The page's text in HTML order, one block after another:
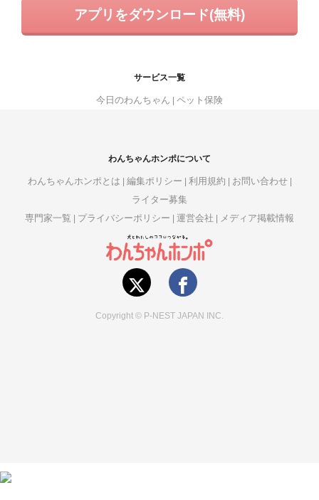
アプリをダウンロード(無料)
サービス一覧
今日のわんちゃん ペット保険
わんちゃんホンポについて
わんちゃんホンポとは 編集ポリシー 利用規約
お問い合わせ
ライター募集
専門家一覧
プライバシーポリシー 運営会社 メディア掲載情報
Copyright © P-NEST JAPAN INC.